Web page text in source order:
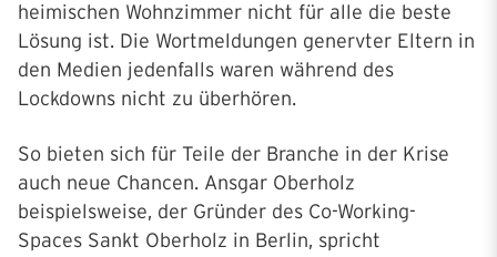
heimischen Wohnzimmer nicht für alle die beste
Lösung ist. Die Wortmeldungen genervter Eltern in
den Medien jedenfalls waren während des
Lockdowns nicht zu überhören.
So bieten sich für Teile der Branche in der Krise
auch neue Chancen. Ansgar Oberholz
beispielsweise, der Gründer des Co-Working-
Spaces Sankt Oberholz in Berlin, spricht